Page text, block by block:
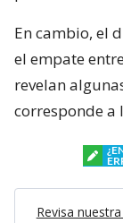
En cambio, el
el empate
revelan
corresponde a
Revisa